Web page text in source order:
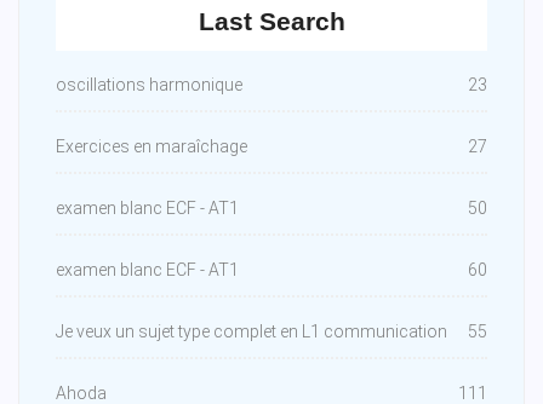
Last Search
oscillations harmonique 23
Exercices en maraîchage 27
examen blanc ECF - AT1 50
examen blanc ECF - AT1 60
Je veux un sujet type complet en L1 communication 55
Ahoda 111